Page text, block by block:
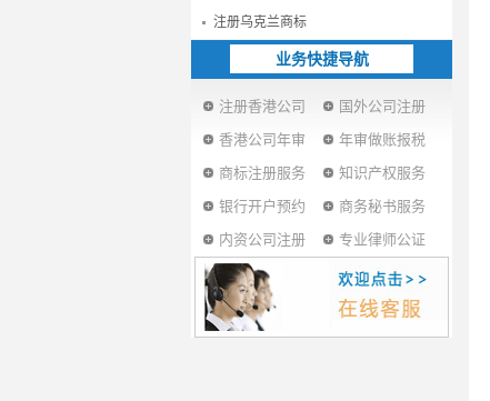
注册乌克兰商标
业务快捷导航
注册香港公司
国外公司注册
香港公司年审
年审做账报税
商标注册服务
知识产权服务
银行开户预约
商务秘书服务
内资公司注册
专业律师公证